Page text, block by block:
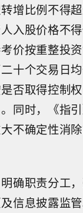
增比例不得
入股价格不
价按重整投
十个交易日均
否取得控制
同时，《指
不确定性消
确职责分工
信息披露监